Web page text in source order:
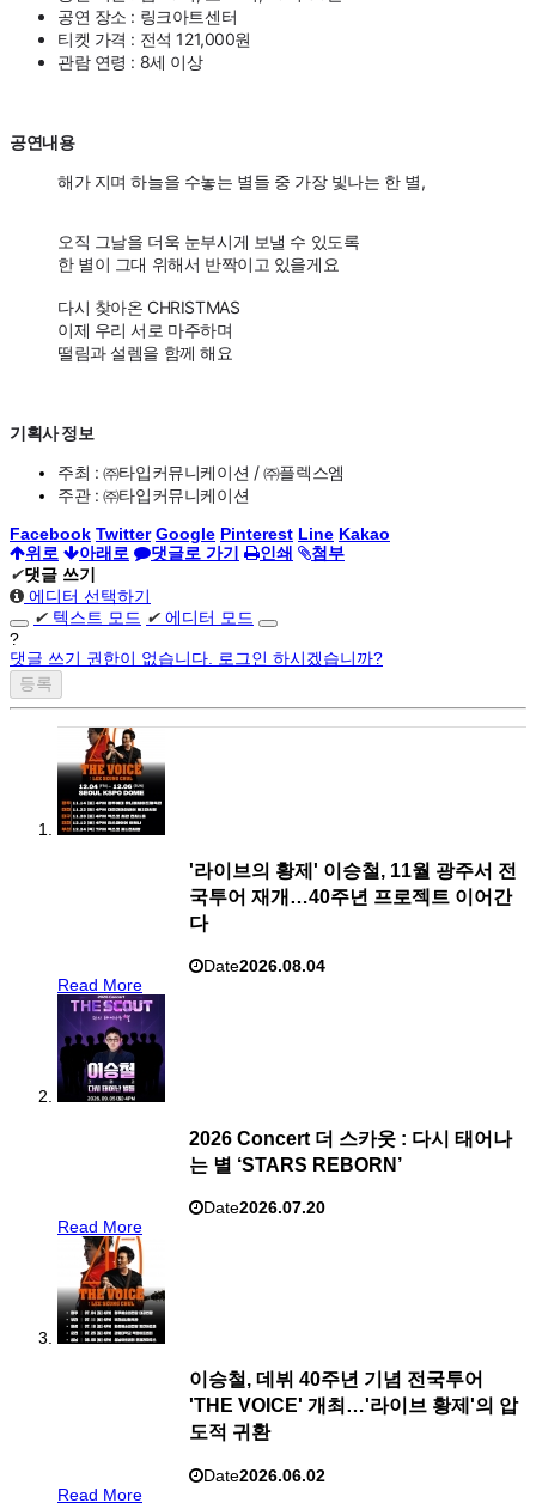
공연 장소 : 링크아트센터
티켓 가격 : 전석 121,000원
관람 연령 : 8세 이상
공연내용
해가 지며 하늘을 수놓는 별들 중 가장 빛나는 한 별,
오직 그날을 더욱 눈부시게 보낼 수 있도록
한 별이 그대 위해서 반짝이고 있을게요
다시 찾아온 CHRISTMAS
이제 우리 서로 마주하며
떨림과 설렘을 함께 해요
기획사 정보​
주최 : ㈜타입커뮤니케이션 / ㈜플렉스엠
주관 : ㈜타입커뮤니케이션​
Facebook Twitter Google Pinterest Line Kakao
위로
아래로 댓글로 가기 인쇄
첨부
✔댓글 쓰기
에디터 선택하기
✔ 텍스트 모드 ✔ 에디터 모드
?
댓글 쓰기 권한이 없습니다. 로그인 하시겠습니까?
'라이브의 황제' 이승철, 11월 광주서 전
국투어 재개…40주년 프로젝트 이어간
다
Date2026.08.04
Read More
2026 Concert 더 스카웃 : 다시 태어나
는 별 ‘STARS REBORN’
Date2026.07.20
Read More
이승철, 데뷔 40주년 기념 전국투어
'THE VOICE' 개최…'라이브 황제'의 압
도적 귀환
Date2026.06.02
Read More